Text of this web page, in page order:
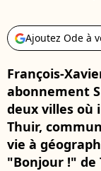
Ajoutez Ode à
François-
abonnement
deux villes où
Thuir,
vie à
"Bonjour !" de